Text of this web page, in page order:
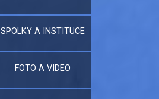
SPOLKY A INSTITUCE
FOTO A VIDEO